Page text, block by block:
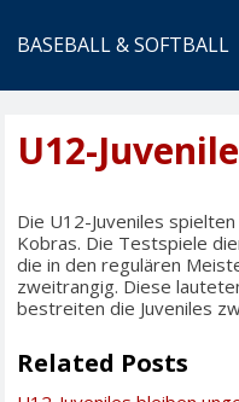
BASEBALL & SOFTBALL
U12-
Die U12-Juveniles
Kobras. Die Testspiele
die in den regulären
zweitrangig. Diese
bestreiten die Juveniles
Related Posts